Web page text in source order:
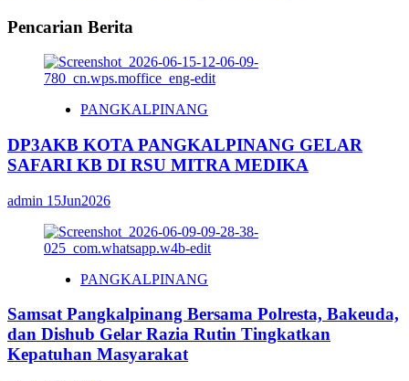
Pencarian Berita
PANGKALPINANG
DP3AKB KOTA PANGKALPINANG GELAR
SAFARI KB DI RSU MITRA MEDIKA
admin 15Jun2026
PANGKALPINANG
Samsat Pangkalpinang Bersama Polresta, Bakeuda,
dan Dishub Gelar Razia Rutin Tingkatkan
Kepatuhan Masyarakat